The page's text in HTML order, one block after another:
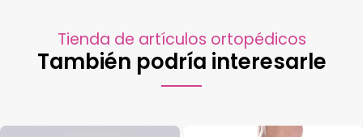
Tienda de artículos ortopédicos
También podría interesarle